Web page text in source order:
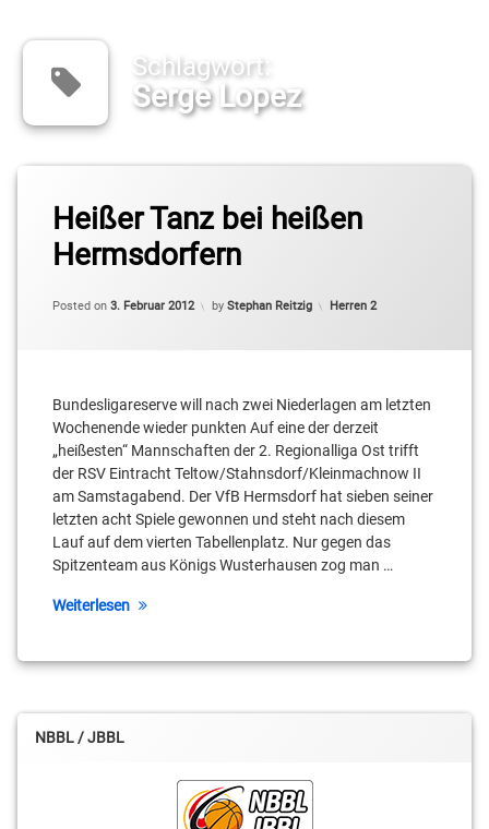
Schlagwort:
Serge Lopez
Heißer Tanz bei heißen
Hermsdorfern
Posted on 3. Februar 2012 by Stephan Reitzig Categories:
Herren 2
Bundesligareserve will nach zwei Niederlagen am letzten
Wochenende wieder punkten Auf eine der derzeit
„heißesten“ Mannschaften der 2. Regionalliga Ost trifft
der RSV Eintracht Teltow/Stahnsdorf/Kleinmachnow II
am Samstagabend. Der VfB Hermsdorf hat sieben seiner
letzten acht Spiele gewonnen und steht nach diesem
Lauf auf dem vierten Tabellenplatz. Nur gegen das
Spitzenteam aus Königs Wusterhausen zog man …
Weiterlesen
Cameron
Neubauer
Julian
Schulz
Kai
Landvoigt
Lennard
Boekstegers
Leroy
Lino
Marcel
NBBL / JBBL